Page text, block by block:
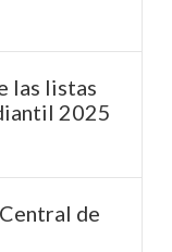
las listas
2025
de